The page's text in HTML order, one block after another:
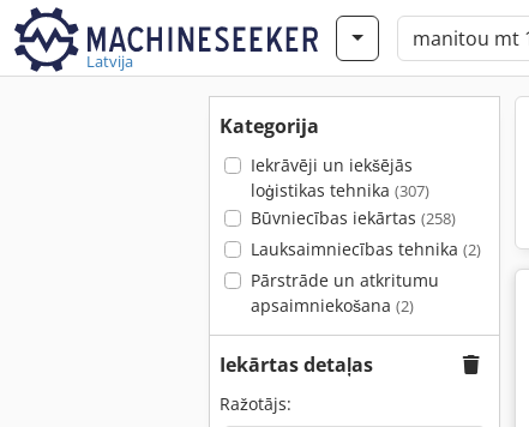
Latvija
Kategorija
Iekrāvēji un iekšējās
loģistikas tehnika (307)
Būvniecības iekārtas (258)
Lauksaimniecības tehnika (2)
Pārstrāde un atkritumu
apsaimniekošana (2)
Iekārtas detaļas
Ražotājs: